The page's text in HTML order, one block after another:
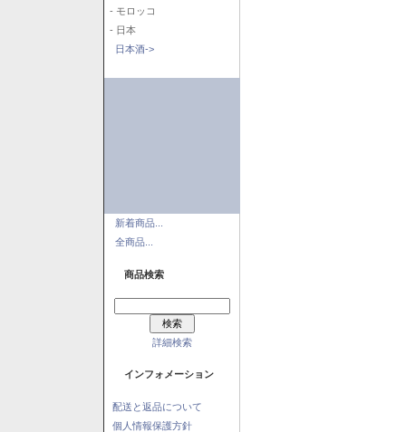
- モロッコ
- 日本
日本酒->
新着商品...
全商品...
商品検索
詳細検索
インフォメーション
配送と返品について
個人情報保護方針